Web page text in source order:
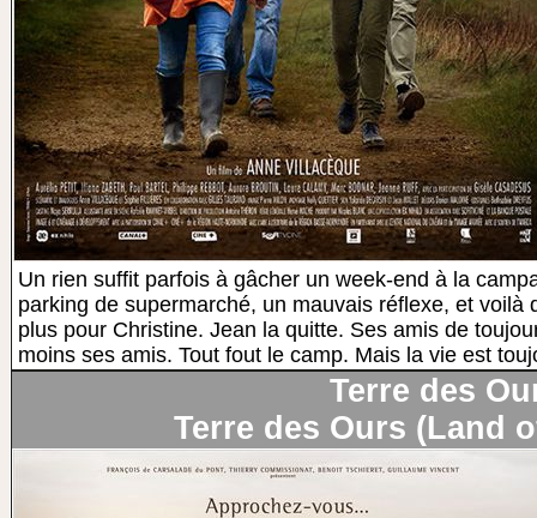
Un rien suffit parfois à gâcher un week-end à la
parking de supermarché, un mauvais réflexe, et voilà
plus pour Christine. Jean la quitte. Ses amis de
moins ses amis. Tout fout le camp. Mais la vie est
Terre des
Terre des Ours (Land